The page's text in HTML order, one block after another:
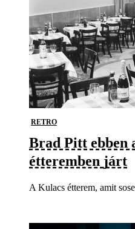
RETRO
Brad Pitt ebben
étteremben járt
A Kulacs étterem, amit